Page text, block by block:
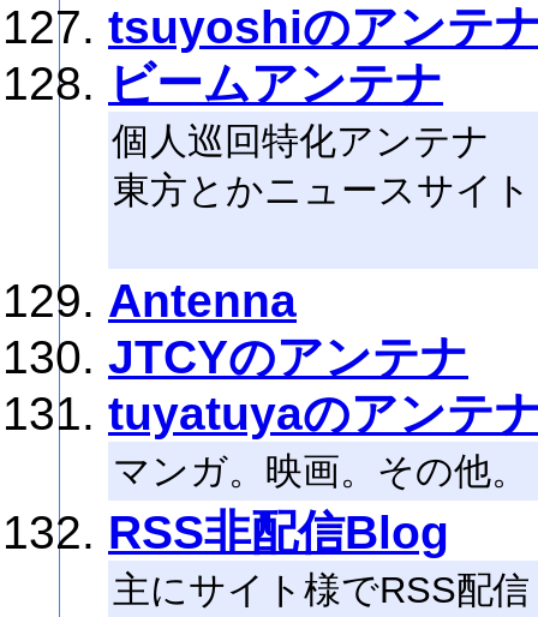
tsuyoshiのアンテ
ビームアンテナ
個人巡回特化アンテナ
東方とかニュースサイ
Antenna
JTCYのアンテナ
tuyatuyaのアンテ
マンガ。映画。その他。
RSS非配信Blog
主にサイト様でRSS配